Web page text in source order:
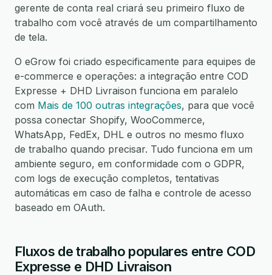
gerente de conta real criará seu primeiro fluxo de
trabalho com você através de um compartilhamento
de tela.
O eGrow foi criado especificamente para equipes de
e-commerce e operações: a integração entre COD
Expresse + DHD Livraison funciona em paralelo
com Mais de 100 outras integrações, para que você
possa conectar Shopify, WooCommerce,
WhatsApp, FedEx, DHL e outros no mesmo fluxo
de trabalho quando precisar. Tudo funciona em um
ambiente seguro, em conformidade com o GDPR,
com logs de execução completos, tentativas
automáticas em caso de falha e controle de acesso
baseado em OAuth.
Fluxos de trabalho populares entre COD
Expresse e DHD Livraison